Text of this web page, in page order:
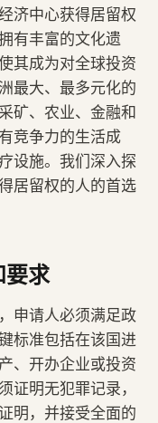
济中心获得居留权
有丰富的文化遗
其成为对全球投资
最大、最多元化的
矿、农业、金融和
竞争力的生活成
设施。我们深入探
居留权的人的首选
要求
申请人必须满足政
标准包括在该国进
、开办企业或投资
证明无犯罪记录，
明，并接受全面的